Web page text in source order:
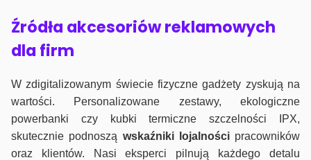
Źródła akcesoriów reklamowych
dla firm
W zdigitalizowanym świecie fizyczne gadżety zyskują na
wartości. Personalizowane zestawy, ekologiczne
powerbanki czy kubki termiczne szczelności IPX,
skutecznie podnoszą wskaźniki lojalnościpracowników
oraz klientów. Nasi eksperci pilnują każdego detalu